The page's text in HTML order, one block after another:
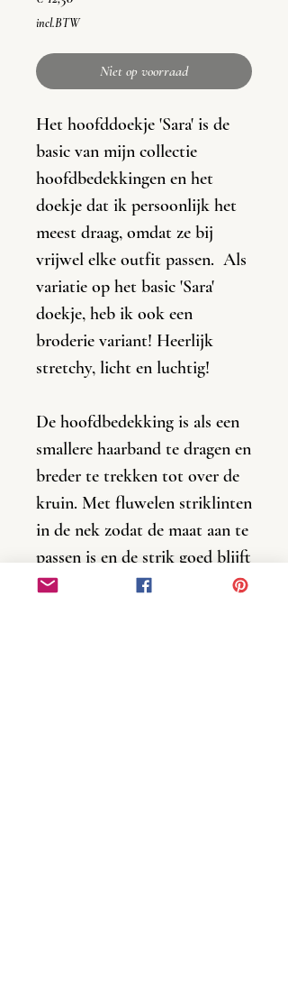
incl.BTW
Niet op voorraad
Het hoofddoekje 'Sara' is de
basic van mijn collectie
hoofdbedekkingen en het
doekje dat ik persoonlijk het
meest draag, omdat ze bij
vrijwel elke outfit passen. Als
variatie op het basic 'Sara'
doekje, heb ik ook een
broderie variant! Heerlijk
stretchy, licht en luchtig!
De hoofdbedekking is als een
smallere haarband te dragen en
breder te trekken tot over de
kruin. Met fluwelen striklinten
in de nek zodat de maat aan te
passen is en de strik goed blijft
zitten, de hele dag door!